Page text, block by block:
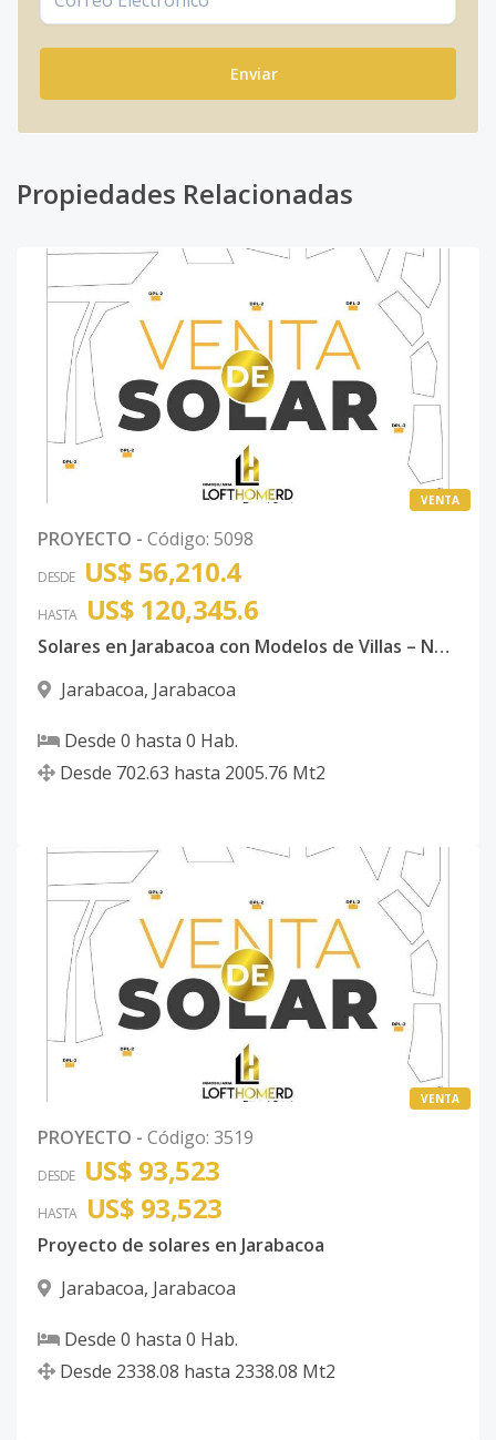
Enviar
Propiedades Relacionadas
VENTA
PROYECTO - Código: 5098
DESDE US$ 56,210.4
HASTA US$ 120,345.6
Solares en Jarabacoa con Modelos de Villas – Naturaleza, Confort e Inversión
Jarabacoa, Jarabacoa
Desde 0 hasta 0 Hab.
Desde 702.63 hasta 2005.76 Mt2
VENTA
PROYECTO - Código: 3519
DESDE US$ 93,523
HASTA US$ 93,523
Proyecto de solares en Jarabacoa
Jarabacoa, Jarabacoa
Desde 0 hasta 0 Hab.
Desde 2338.08 hasta 2338.08 Mt2